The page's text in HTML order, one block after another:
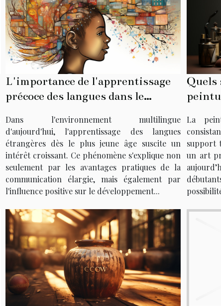
L'importance de l'apprentissage
précoce des langues dans le
enfants
Dans l'environnement multilingue
d'aujourd'hui, l'apprentissage des langues
étrangères dès le plus jeune âge suscite un
intérêt croissant. Ce phénomène s'explique non
seulement par les avantages pratiques de la
communication élargie, mais également par
l'influence positive sur le développement...
Quels
La
support
un art